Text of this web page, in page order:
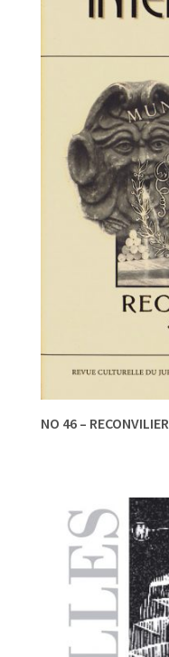
NO 46 – RECONVILIER